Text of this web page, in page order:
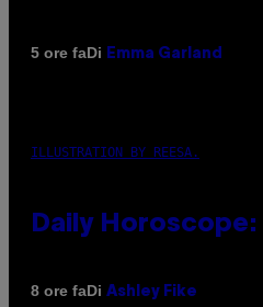
5 ore faDi Emma Garland
ILLUSTRATION BY REESA.
Daily
8 ore faDi Ashley Fike